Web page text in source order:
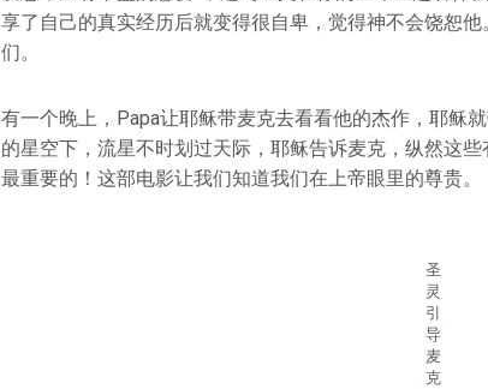
享了自己的真实经历后就变得很自卑，觉得神不会饶恕
们。
有一个晚上，Papa让耶稣带麦克去看看他的杰作，耶稣
的星空下，流星不时划过天际，耶稣告诉麦克，纵然这
最重要的！这部电影让我们知道我们在上帝眼里的尊贵。
圣
灵
引
导
麦
克